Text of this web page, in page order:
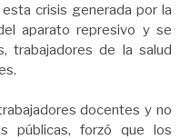
crisis generada por la
aparato represivo y se
trabajadores de la salud
docentes y no
públicas, forzó que los